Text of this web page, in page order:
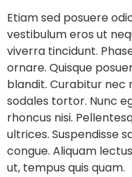
Etiam sed posuere
vestibulum eros ut
viverra tincidunt.
ornare. Quisque
blandit. Curabitur nec
sodales tortor. Nunc
rhoncus nisi.
ultrices. Suspendisse
congue. Aliquam
ut, tempus quis quam.